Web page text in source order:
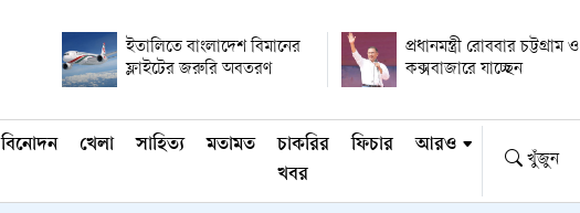
ইতালিতে বাংলাদেশ বিমানের
ফ্লাইটের জরুরি অবতরণ
প্রধানমন্ত্রী রোববার চট্টগ্রাম ও
কক্সবাজারে যাচ্ছেন
বিনোদন খেলা সাহিত্য মতামত
চাকরির
খবর
ফিচার আরও
খুঁজুন